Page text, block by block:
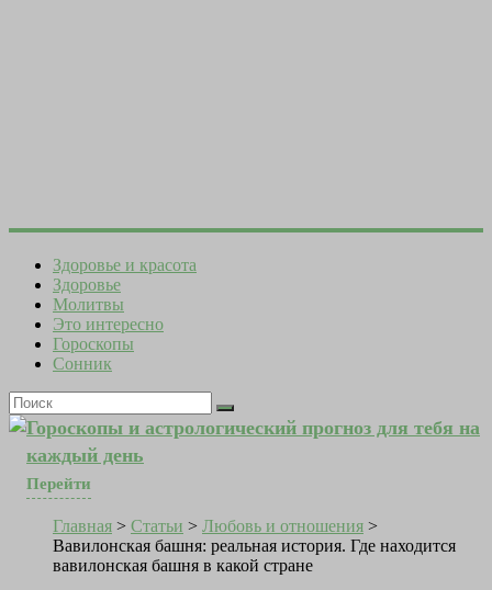
Здоровье и красота
Здоровье
Молитвы
Это интересно
Гороскопы
Сонник
Гороскопы и астрологический прогноз для тебя на
каждый день
Перейти
Главная > Статьи > Любовь и отношения >
Вавилонская башня: реальная история. Где находится
вавилонская башня в какой стране